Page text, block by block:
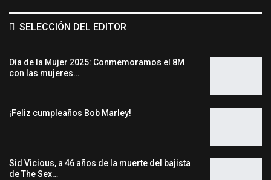
SELECCIÓN DEL EDITOR
Día de la Mujer 2025: Conmemoramos el 8M
con las mujeres…
¡Feliz cumpleaños Bob Marley!
Sid Vicious, a 46 años de la muerte del bajista
de The Sex…